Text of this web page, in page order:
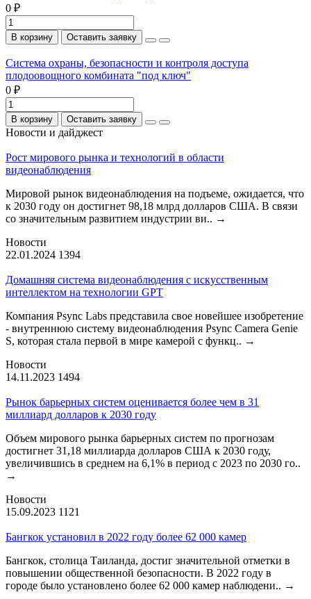
0 ₽
В корзину Оставить заявку
Система охраны, безопасности и контроля доступа
плодоовощного комбината "под ключ"
0 ₽
В корзину Оставить заявку
Новости и дайджест
Рост мирового рынка и технологий в области
видеонаблюдения
Мировой рынок видеонаблюдения на подъеме, ожидается, что
к 2030 году он достигнет 98,18 млрд долларов США. В связи
со значительным развитием индустрии ви.. →
Новости
22.01.2024 1394
Домашняя система видеонаблюдения с искусственным
интеллектом на технологии GPT
Компания Psync Labs представила свое новейшее изобретение
- внутреннюю систему видеонаблюдения Psync Camera Genie
S, которая стала первой в мире камерой с функц.. →
Новости
14.11.2023 1494
Рынок барьерных систем оценивается более чем в 31
миллиард долларов к 2030 году
Объем мирового рынка барьерных систем по прогнозам
достигнет 31,18 миллиарда долларов США к 2030 году,
увеличившись в среднем на 6,1% в период с 2023 по 2030 го..
→
Новости
15.09.2023 1121
Бангкок установил в 2022 году более 62 000 камер
Бангкок, столица Таиланда, достиг значительной отметки в
повышении общественной безопасности. В 2022 году в
городе было установлено более 62 000 камер наблюдени.. →